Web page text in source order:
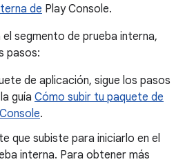
de Play Console.
segmento de prueba interna,
pasos:
de aplicación, sigue los pasos
guía Cómo subir tu paquete de
.
que subiste para iniciarlo en el
interna. Para obtener más